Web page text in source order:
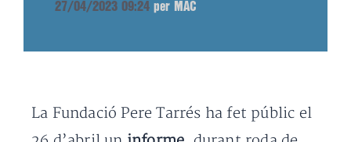
27/04/2023 09:24 per MAC
La Fundació Pere Tarrés ha fet públic el